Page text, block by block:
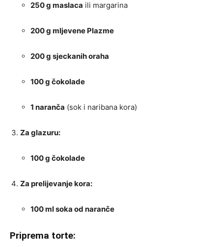
250 g maslaca ili margarina
200 g mljevene Plazme
200 g sjeckanih oraha
100 g čokolade
1 naranča (sok i naribana kora)
Za glazuru:
100 g čokolade
Za prelijevanje kora:
100 ml soka od naranče
Priprema torte: